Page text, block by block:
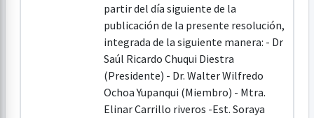
partir del día siguiente de la
publicación de la presente resolución,
integrada de la siguiente manera: - Dr
Saúl Ricardo Chuqui Diestra
(Presidente) - Dr. Walter Wilfredo
Ochoa Yupanqui (Miembro) - Mtra.
Elinar Carrillo riveros -Est. Soraya